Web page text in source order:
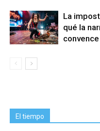
La
qué la
El tiempo